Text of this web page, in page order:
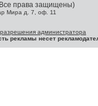
права защищены)
Мира д. 7, оф. 11
администратора
рекламы несет